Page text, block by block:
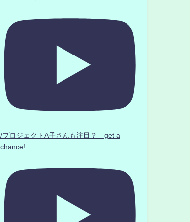
/プロジェクトA子さんも注目？ get a
chance!